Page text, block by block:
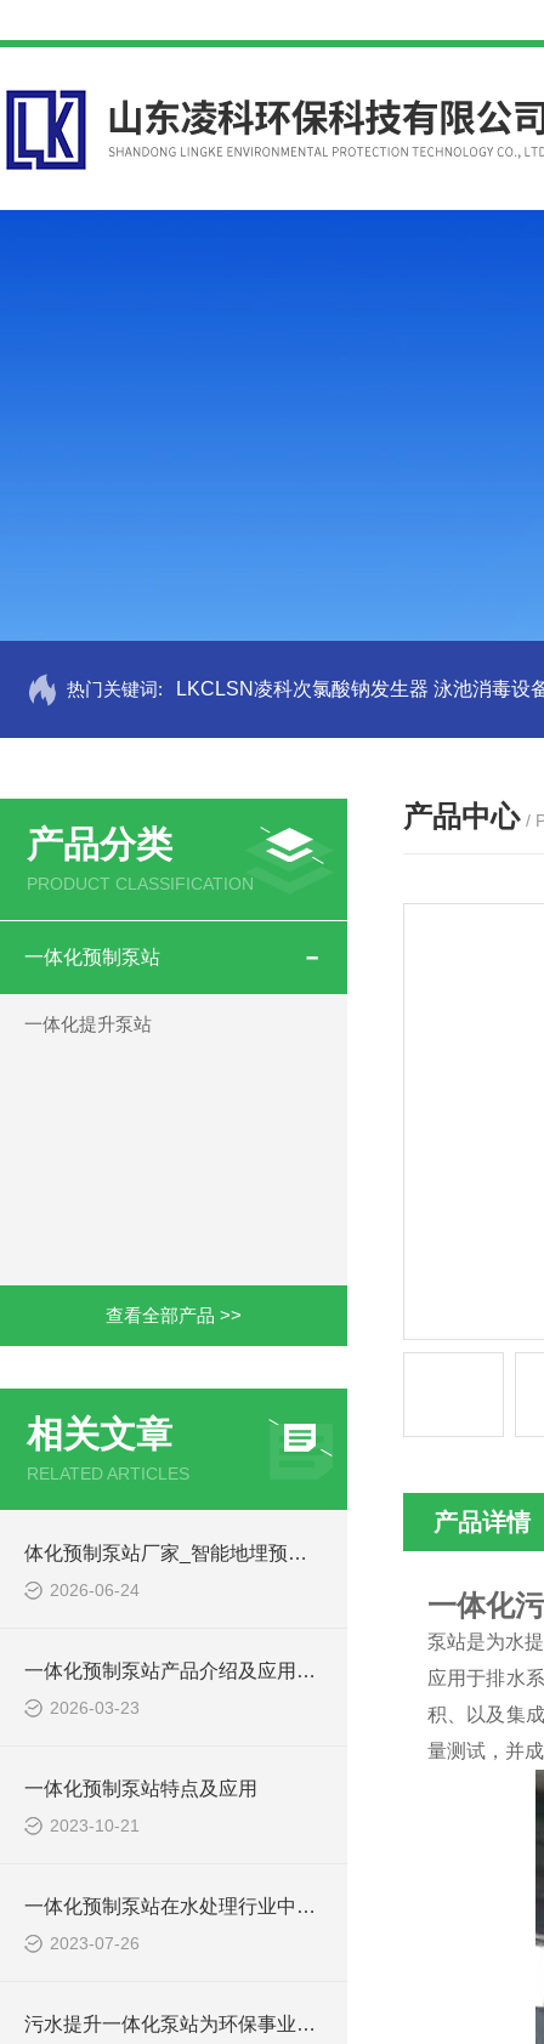
热门关键词: LKCLSN凌科次氯酸钠发生器 泳池消毒设
产品分类
PRODUCT CLASSIFICATION
一体化预制泵站
一体化提升泵站
查看全部产品 >>
相关文章
RELATED ARTICLES
体化预制泵站厂家_智能地埋预制泵站-凌科环保
2026-06-24
一体化预制泵站产品介绍及应用范围
2026-03-23
一体化预制泵站特点及应用
2023-10-21
一体化预制泵站在水处理行业中的应用
2023-07-26
污水提升一体化泵站为环保事业做出了哪些贡献？
产品中心 /
产品详情
一体化
泵站是为水
应用于排水
积、以及集
量测试，并